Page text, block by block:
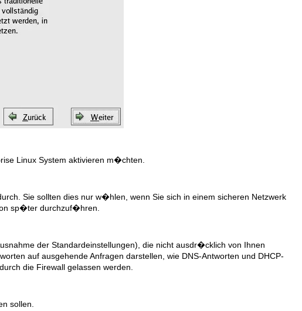
Linux System aktivieren m�chten.
Sie sollten dies nur w�hlen, wenn Sie sich in einem sicheren Netzwerk
sp�ter durchzuf�hren.
der Standardeinstellungen), die nicht ausdr�cklich von Ihnen
auf ausgehende Anfragen darstellen, wie DNS-Antworten und DHCP-
die Firewall gelassen werden.
sollen.